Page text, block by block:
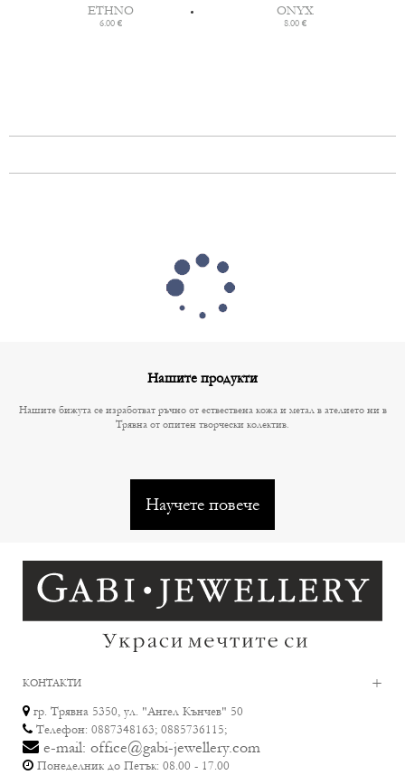
ETHNO
6.00 €
ONYX
8.00 €
Нашите продукти
Нашите бижута се изработват ръчно от ествествена кожа и метал в ателието ни в
Трявна от опитен творчески колектив.
Научете повече
КОНТАКТИ +
гр. Трявна 5350, ул. "Ангел Кънчев" 50
Телефон: 0887348163; 0885736115;
e-mail: office@gabi-jewellery.com
Понеделник до Петък: 08.00 - 17.00